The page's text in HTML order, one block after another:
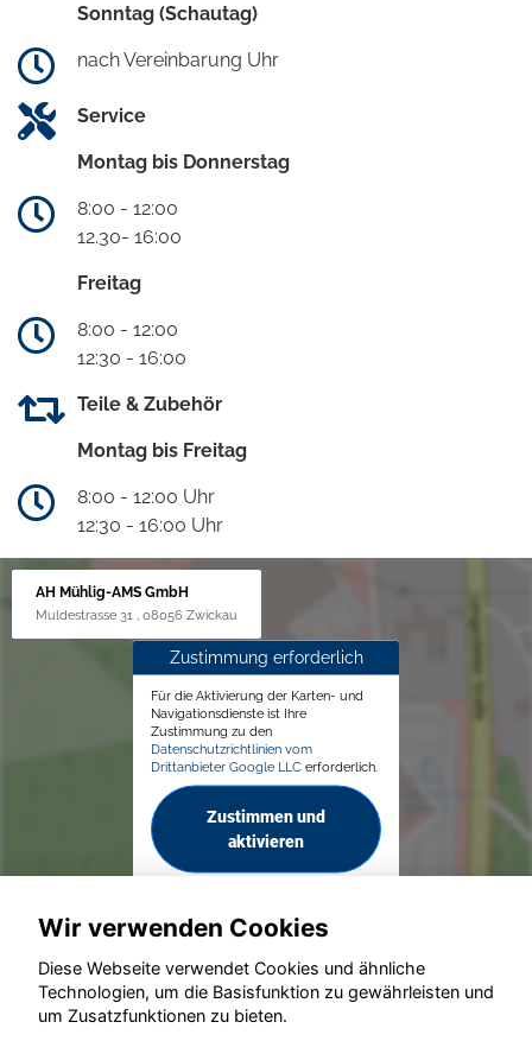
Sonntag (Schautag)
nach Vereinbarung Uhr
Service
Montag bis Donnerstag
8:00 - 12:00
12.30- 16:00
Freitag
8:00 - 12:00
12:30 - 16:00
Teile & Zubehör
Montag bis Freitag
8:00 - 12:00 Uhr
12:30 - 16:00 Uhr
AH Mühlig-AMS GmbH
Muldestrasse 31 , 08056 Zwickau
Zustimmung erforderlich
Für die Aktivierung der Karten- und
Navigationsdienste ist Ihre
Zustimmung zu den
Datenschutzrichtlinien vom
Drittanbieter Google LLC erforderlich.
Zustimmen und
aktivieren
© konjunkturmotor.de GmbH 2020 - 2026
Wir verwenden Cookies
Diese Webseite verwendet Cookies und ähnliche
Technologien, um die Basisfunktion zu gewährleisten und
um Zusatzfunktionen zu bieten.